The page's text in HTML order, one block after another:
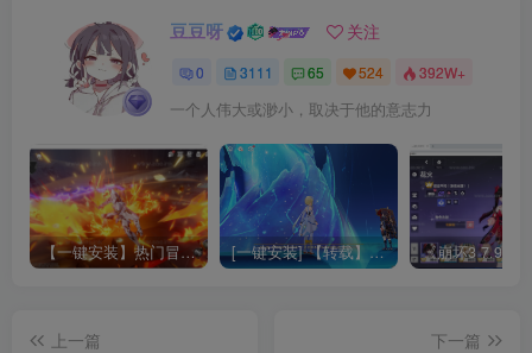
豆豆呀 关注
0 3111 65 524 392W+
一个人伟大或渺小，取决于他的意志力
【一键安装】热门冒险策略类游戏崩坏：星穹铁道全新2.3版本一键端+一键代理+一键启动+免虚拟机 [一键安装] 【转载】原神3.4真端服务端+源码+配套客户端+详尽说明+GM工具+源码说明文件
上一篇
下一篇